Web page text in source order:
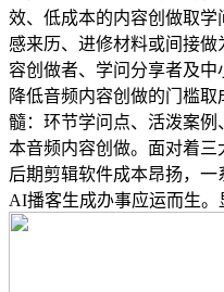
效、低成本的内容创做取
感来历、进修材料或间接
容创做者、学问分享者及
降低音频内容创做的门槛
髓：环节学问点、活泼案
本音频内容创做。面对着
后期剪辑软件成本昂扬，
AI播客生成办事应运而生。